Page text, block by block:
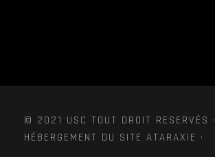
© 2021 USC TOUT DROIT RESERVÉS ·
HÉBERGEMENT DU SITE ATARAXIE ·